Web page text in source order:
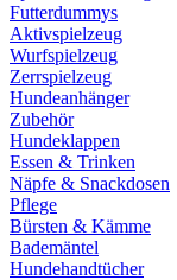
Futterdummys
Aktivspielzeug
Wurfspielzeug
Zerrspielzeug
Hundeanhänger
Zubehör
Hundeklappen
Essen & Trinken
Näpfe & Snackdosen
Pflege
Bürsten & Kämme
Bademäntel
Hundehandtücher